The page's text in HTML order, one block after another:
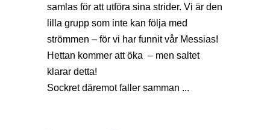
samlas för att utföra sina strider. Vi är den
lilla grupp som inte kan följa med
strömmen – för vi har funnit vår Messias!
Hettan kommer att öka – men saltet
klarar detta!
Sockret däremot faller samman ...